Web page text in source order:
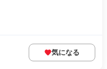
気になる